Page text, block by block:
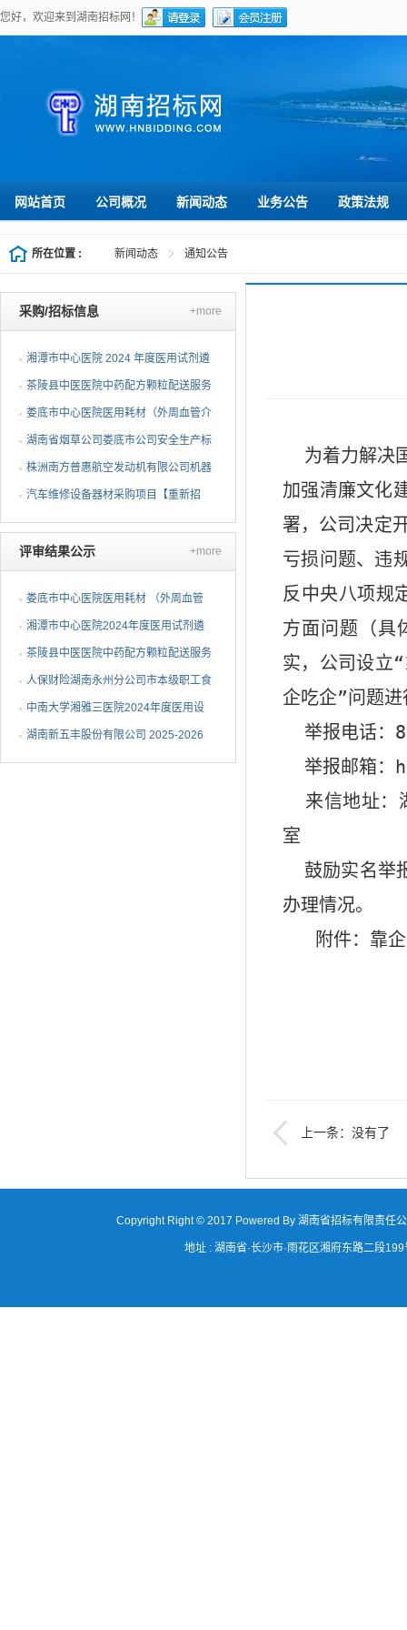
您好，欢迎来到湖南招标网！
网站首页 公司概况 新闻动态 业务公告 政策法规
所在位置 : 新闻动态 通知公告
为着力解决
加强清廉文化
署，公司决定
亏损问题、违
反中央八项规
方面问题（具
实，公司设立
企吃企”问题
举报电话：
举报邮箱：
来信地址：
室
鼓励实名举
办理情况。
附件：靠
上一条：没有了
采购/招标信息 +more
湘潭市中心医院 2024 年度医用试剂遴
选项目（第三次）公开...
茶陵县中医医院中药配方颗粒配送服务
项目 公开招标公告
娄底市中心医院医用耗材（外周血管介
入耗材）遴选项目招标...
湖南省烟草公司娄底市公司安全生产标
准化二级达标复评技术...
株洲南方普惠航空发动机有限公司机器
人去毛刺项目（第二次...
汽车维修设备器材采购项目【重新招
标】招标公告
评审结果公示 +more
娄底市中心医院医用耗材 （外周血管
介入耗材）遴选项目中...
湘潭市中心医院2024年度医用试剂遴
选项目（第三次）中选候...
茶陵县中医医院中药配方颗粒配送服务
项目中标（成交）公告
人保财险湖南永州分公司市本级职工食
堂维修改造采购项目成...
中南大学湘雅三医院2024年度医用设
备（C-6）包二中标公告
湖南新五丰股份有限公司 2025-2026
年度塑料包装袋采购项...
Copyright Right © 2017 Powered By 湖南省招标有限责任
地址 : 湖南省·长沙市·雨花区湘府东路二段199